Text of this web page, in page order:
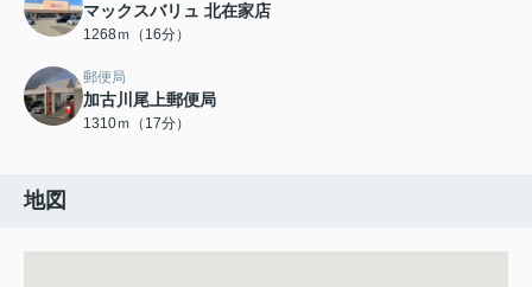
マックスバリュ 北在家店
1268ｍ（16分）
郵便局
加古川尾上郵便局
1310ｍ（17分）
地図